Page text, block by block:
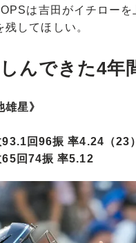
は吉田がイチロー
してほしい。
んできた4年
星》
回96振 率4.24（23）
回74振 率5.12